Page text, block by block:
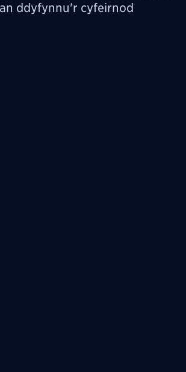
ddyfynnu'r cyfeirnod